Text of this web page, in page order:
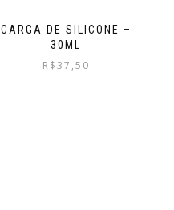
CARGA DE SILICONE –
30ML
R$37,50